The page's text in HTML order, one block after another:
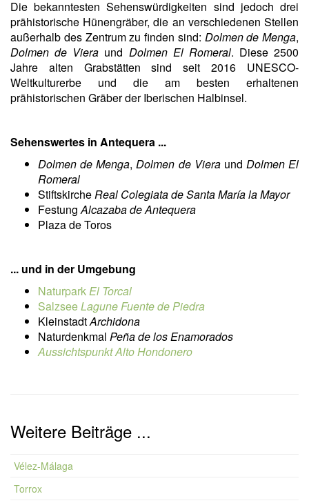
Die bekanntesten Sehenswürdigkeiten sind jedoch drei
prähistorische Hünengräber, die an verschiedenen Stellen
außerhalb des Zentrum zu finden sind: Dolmen de Menga,
Dolmen de Viera und Dolmen El Romeral. Diese 2500
Jahre alten Grabstätten sind seit 2016 UNESCO-
Weltkulturerbe und die am besten erhaltenen
prähistorischen Gräber der Iberischen Halbinsel.
Sehenswertes in Antequera ...
Dolmen de Menga, Dolmen de Vieraund Dolmen El
Romeral
Stiftskirche Real Colegiata de Santa María la Mayor
Festung Alcazaba de Antequera
Plaza de Toros
... und in der Umgebung
Naturpark El Torcal
SalzseeLagune Fuente de Piedra
KleinstadtArchidona
Naturdenkmal Peña de los Enamorados
AussichtspunktAlto Hondonero
Weitere Beiträge ...
Vélez-Málaga
Torrox